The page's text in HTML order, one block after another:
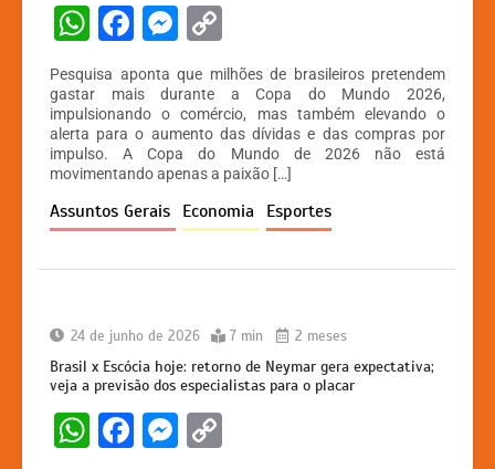
W
h
at
s
A
p
p
F
c
e
b
o
o
k
M
s
s
e
n
g
er
o
p
y
Li
n
k
Pesquisa aponta que milhões de brasileiros pretendem
gastar mais durante a Copa do Mundo 2026,
impulsionando o comércio, mas também elevando o
alerta para o aumento das dívidas e das compras por
impulso. A Copa do Mundo de 2026 não está
movimentando apenas a paixão […]
Assuntos Gerais Economia Esportes
24 de junho de 2026 7 min 2 meses
Brasil x Escócia hoje: retorno de Neymar gera expectativa;
veja a previsão dos especialistas para o placar
W F
M